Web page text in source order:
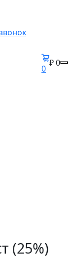
0
₽ 0
(25%)